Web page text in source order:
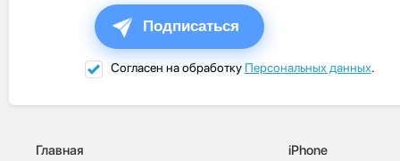
Подписаться
Согласен на обработку Персональных данных.
Главная iPhone